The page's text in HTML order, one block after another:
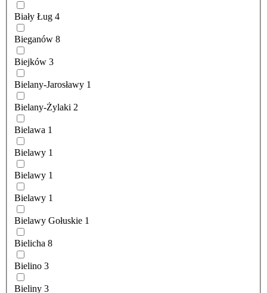
Biały Ług 4
Bieganów 8
Biejków 3
Bielany-Jarosławy 1
Bielany-Żylaki 2
Bielawa 1
Bielawy 1
Bielawy 1
Bielawy 1
Bielawy Gołuskie 1
Bielicha 8
Bielino 3
Bieliny 3